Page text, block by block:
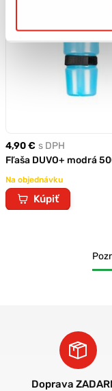
4,90 € s DPH
Fľaša DUVO+ modrá
Na objednávku
Kúpiť
Doprava